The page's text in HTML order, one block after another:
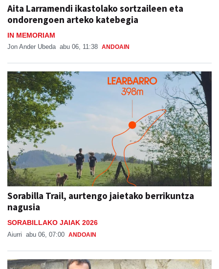
Aita Larramendi ikastolako sortzaileen eta
ondorengoen arteko katebegia
IN MEMORIAM
Jon Ander Ubeda abu 06, 11:38 ANDOAIN
Sorabilla Trail, aurtengo jaietako berrikuntza
nagusia
SORABILLAKO JAIAK 2026
Aiurri abu 06, 07:00 ANDOAIN